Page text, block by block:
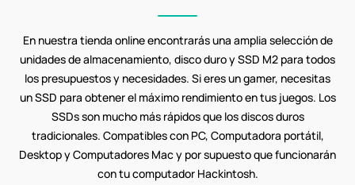
En nuestra tienda online encontrarás una amplia selección de
unidades de almacenamiento, disco duro y SSD M2 para todos
los presupuestos y necesidades. Si eres un gamer, necesitas
un SSD para obtener el máximo rendimiento en tus juegos. Los
SSDs son mucho más rápidos que los discos duros
tradicionales. Compatibles con PC, Computadora portátil,
Desktop y Computadores Mac y por supuesto que funcionarán
con tu computador Hackintosh.